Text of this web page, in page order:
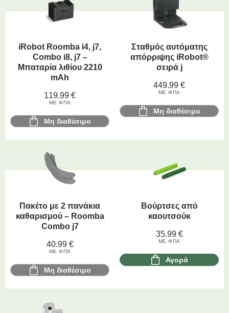
iRobot Roomba i4, j7,
Combo i8, j7 –
Μπαταρία λιθίου 2210
mAh
119.99 €
ΜΕ ΦΠΑ
Μη διαθέσιμο
Σταθμός αυτόματης
απόρριψης iRobot®
σειρά j
449.99 €
ΜΕ ΦΠΑ
Μη διαθέσιμο
Πακέτο με 2 πανάκια
καθαρισμού – Roomba
Combo j7
40.99 €
ΜΕ ΦΠΑ
Μη διαθέσιμο
Βούρτσες από
καουτσούκ
35.99 €
ΜΕ ΦΠΑ
Αγορά